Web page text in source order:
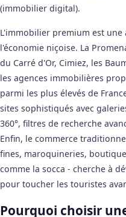
(immobilier digital).
L'immobilier premium est
l'économie niçoise. La
du Carré d'Or, Cimiez, les
les agences immobilières
parmi les plus élevés de
sites sophistiqués avec
360°, filtres de recherche
Enfin, le commerce
fines, maroquineries,
comme la socca - cherche à
pour toucher les touristes
Pourquoi choisir